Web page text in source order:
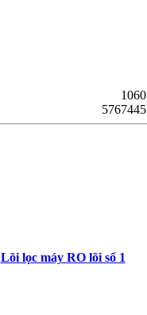
1060
5767445
Lõi lọc máy RO lõi số 1